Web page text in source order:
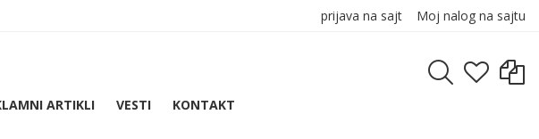
prijava na sajt Moj nalog na sajtu
ARTIKLI VESTI KONTAKT